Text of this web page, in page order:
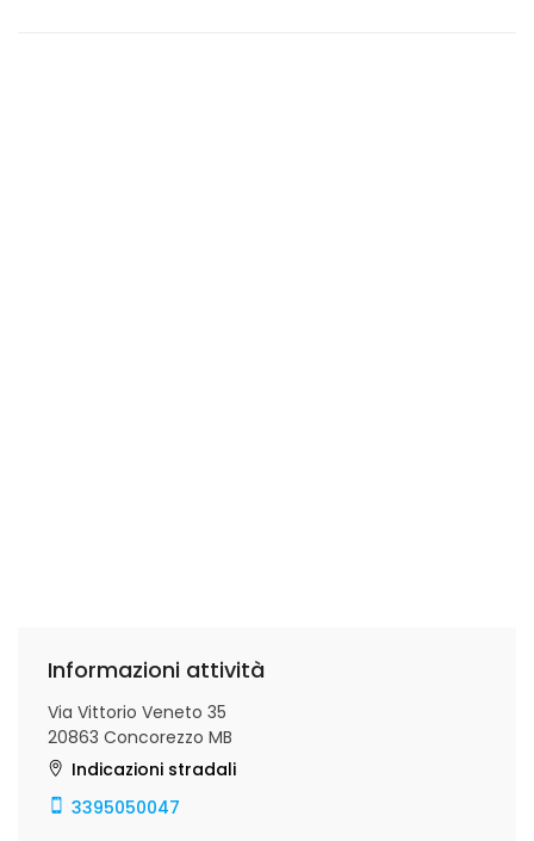
Informazioni attività
Via Vittorio Veneto 35
20863 Concorezzo MB
Indicazioni stradali
3395050047